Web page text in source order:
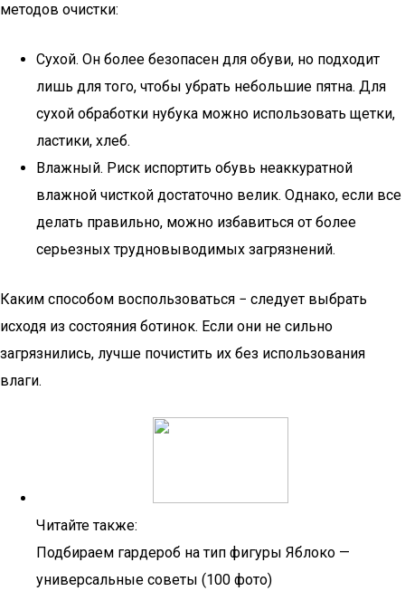
методов очистки:
Сухой. Он более безопасен для обуви, но подходит
лишь для того, чтобы убрать небольшие пятна. Для
сухой обработки нубука можно использовать щетки,
ластики, хлеб.
Влажный. Риск испортить обувь неаккуратной
влажной чисткой достаточно велик. Однако, если все
делать правильно, можно избавиться от более
серьезных трудновыводимых загрязнений.
Каким способом воспользоваться − следует выбрать
исходя из состояния ботинок. Если они не сильно
загрязнились, лучше почистить их без использования
влаги.
Читайте также:
Подбираем гардероб на тип фигуры Яблоко —
универсальные советы (100 фото)